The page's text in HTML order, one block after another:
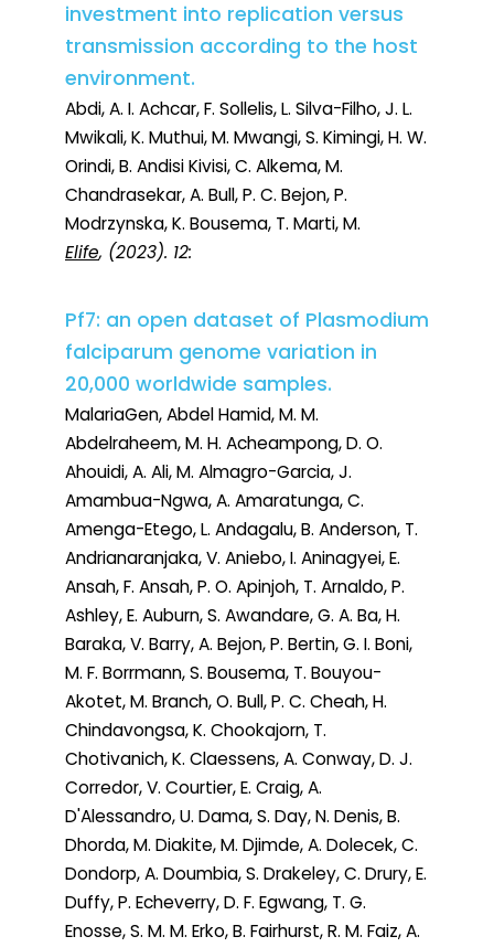
investment into replication versus
transmission according to the host
environment.
Abdi, A. I. Achcar, F. Sollelis, L. Silva-Filho, J. L.
Mwikali, K. Muthui, M. Mwangi, S. Kimingi, H. W.
Orindi, B. Andisi Kivisi, C. Alkema, M.
Chandrasekar, A. Bull, P. C. Bejon, P.
Modrzynska, K. Bousema, T. Marti, M.
Elife, (2023). 12:
Pf7: an open dataset of Plasmodium
falciparum genome variation in
20,000 worldwide samples.
MalariaGen, Abdel Hamid, M. M.
Abdelraheem, M. H. Acheampong, D. O.
Ahouidi, A. Ali, M. Almagro-Garcia, J.
Amambua-Ngwa, A. Amaratunga, C.
Amenga-Etego, L. Andagalu, B. Anderson, T.
Andrianaranjaka, V. Aniebo, I. Aninagyei, E.
Ansah, F. Ansah, P. O. Apinjoh, T. Arnaldo, P.
Ashley, E. Auburn, S. Awandare, G. A. Ba, H.
Baraka, V. Barry, A. Bejon, P. Bertin, G. I. Boni,
M. F. Borrmann, S. Bousema, T. Bouyou-
Akotet, M. Branch, O. Bull, P. C. Cheah, H.
Chindavongsa, K. Chookajorn, T.
Chotivanich, K. Claessens, A. Conway, D. J.
Corredor, V. Courtier, E. Craig, A.
D'Alessandro, U. Dama, S. Day, N. Denis, B.
Dhorda, M. Diakite, M. Djimde, A. Dolecek, C.
Dondorp, A. Doumbia, S. Drakeley, C. Drury, E.
Duffy, P. Echeverry, D. F. Egwang, T. G.
Enosse, S. M. M. Erko, B. Fairhurst, R. M. Faiz, A.